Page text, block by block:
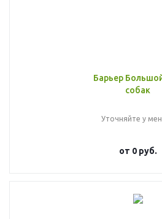
Барьер
собак
Уточняйте у
от 0 руб.